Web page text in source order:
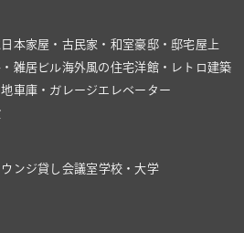
日本家屋・古民家・和室豪邸・邸宅屋上
雑居ビル海外風の住宅洋館・レトロ建築
車庫・ガレージ エレベーター
ンジ貸し会議室学校・大学